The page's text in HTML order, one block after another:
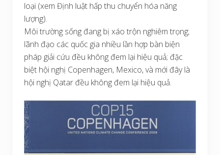
loại (xem Định luật hấp thu chuyển hóa năng
lượng).
Môi trường sống đang bị xáo trộn nghiêm trọng;
lãnh đạo các quốc gia nhiều lần hợp bàn biện
pháp giải cứu đều không đem lại hiệu quả; đặc
biệt hội nghị Copenhagen, Mexico, và mới đây là
hội nghị Qatar đều không đem lại hiệu quả.